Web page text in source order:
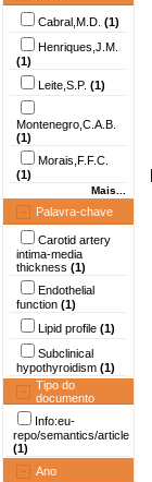
Cabral,M.D. (1)
Henriques,J.M.
(1)
Leite,S.P. (1)
Montenegro,C.A.B.
(1)
Morais,F.F.C.
(1)
Mais...
Palavra-chave
Carotid artery
intima-media
thickness (1)
Endothelial
function (1)
Lipid profile (1)
Subclinical
hypothyroidism (1)
Tipo do
documento
Info:eu-
repo/semantics/article
(1)
Ano